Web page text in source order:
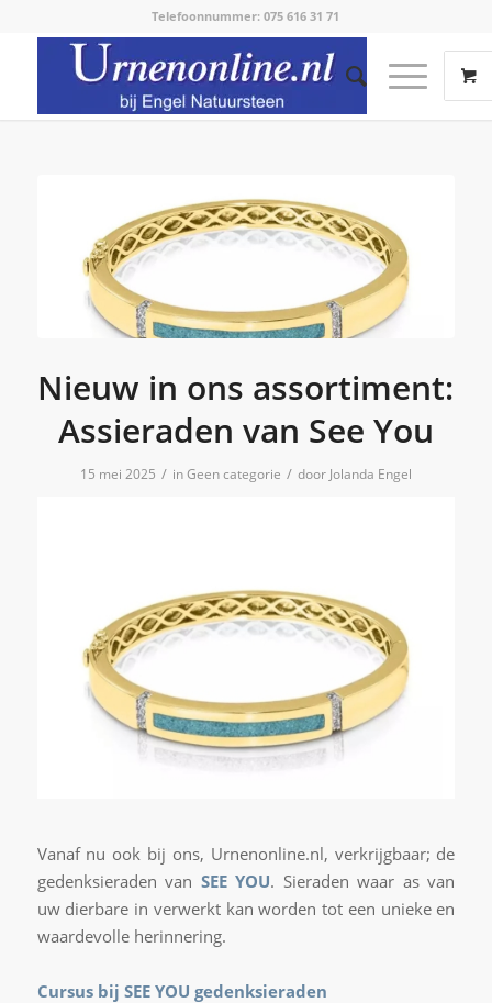
Telefoonnummer: 075 616 31 71
Nieuw in ons assortiment:
Assieraden van See You
15 mei 2025 / inGeen categorie / door Jolanda Engel
Vanaf nu ook bij ons, Urnenonline.nl, verkrijgbaar; de
gedenksieraden van SEE YOU. Sieraden waar as van
uw dierbare in verwerkt kan worden tot een unieke en
waardevolle herinnering.
Cursus bij SEE YOU gedenksieraden